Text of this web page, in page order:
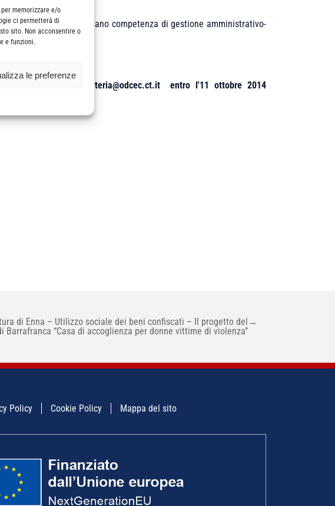
memorizzare e/o
ci permetterà di
sito. Non acconsentire o
e funzioni.
le preferenze
degli iscritti che abbiano competenza di gestione amministrativo-
all'indirizzo segreteria@odcec.ct.it
entro l'11 ottobre 2014
di Enna – Utilizzo sociale dei beni confiscati – Il progetto del
Barrafranca “Casa di accoglienza per donne vittime di violenza”
→
Policy Cookie Policy Mappa del sito